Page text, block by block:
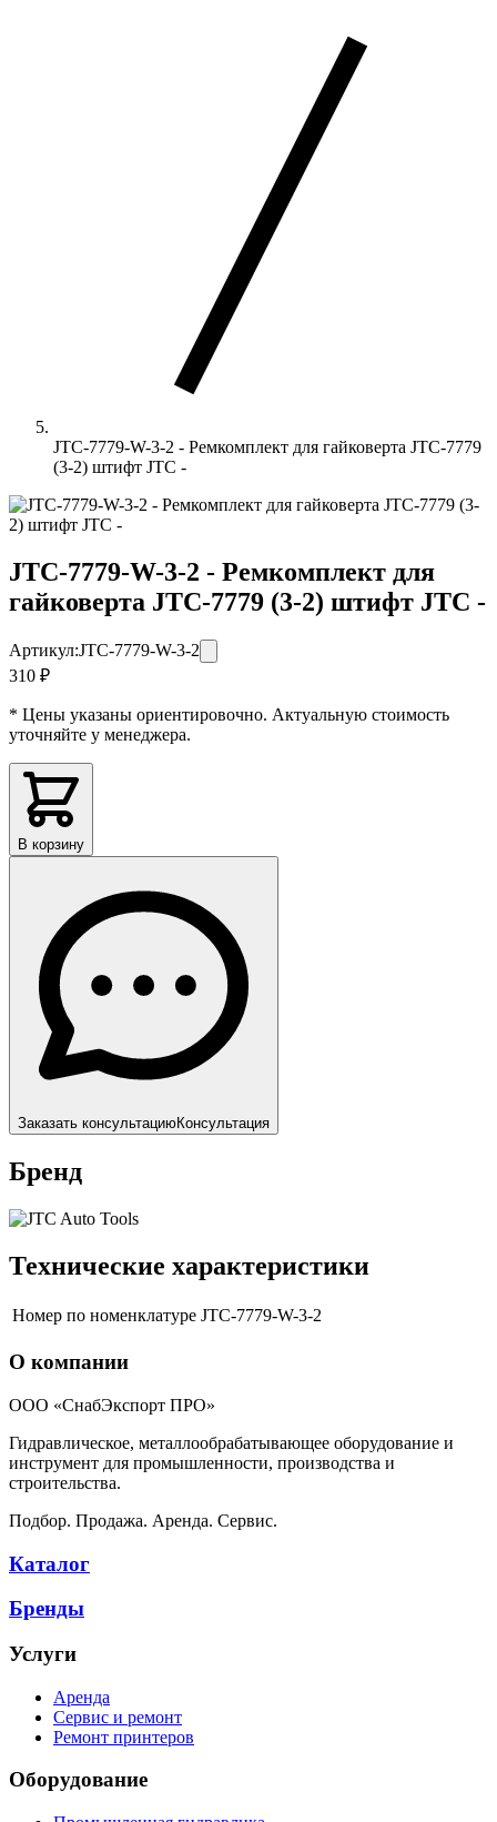
JTC-7779-W-3-2 - Ремкомплект для гайковерта JTC-7779
(3-2) штифт JTC -
JTC-7779-W-3-2 - Ремкомплект для
гайковерта JTC-7779 (3-2) штифт JTC -
Артикул:JTC-7779-W-3-2
310 ₽
* Цены указаны ориентировочно. Актуальную стоимость
уточняйте у менеджера.
В корзину
Заказать консультациюКонсультация
Бренд
Технические характеристики
Номер по номенклатуре JTC-7779-W-3-2
О компании
ООО «СнабЭкспорт ПРО»
Гидравлическое, металлообрабатывающее оборудование и
инструмент для промышленности, производства и
строительства.
Подбор. Продажа. Аренда. Сервис.
Каталог
Бренды
Услуги
Аренда
Сервис и ремонт
Ремонт принтеров
Оборудование